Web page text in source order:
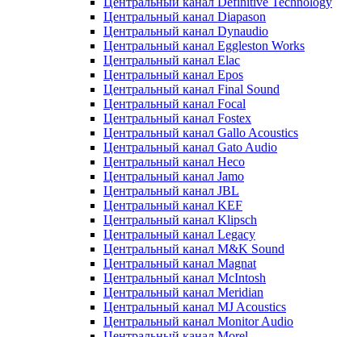
Центральный канал Diapason
Центральный канал Dynaudio
Центральный канал Eggleston Works
Центральный канал Elac
Центральный канал Epos
Центральный канал Final Sound
Центральный канал Focal
Центральный канал Fostex
Центральный канал Gallo Acoustics
Центральный канал Gato Audio
Центральный канал Heco
Центральный канал Jamo
Центральный канал JBL
Центральный канал KEF
Центральный канал Klipsch
Центральный канал Legacy
Центральный канал M&K Sound
Центральный канал Magnat
Центральный канал McIntosh
Центральный канал Meridian
Центральный канал MJ Acoustics
Центральный канал Monitor Audio